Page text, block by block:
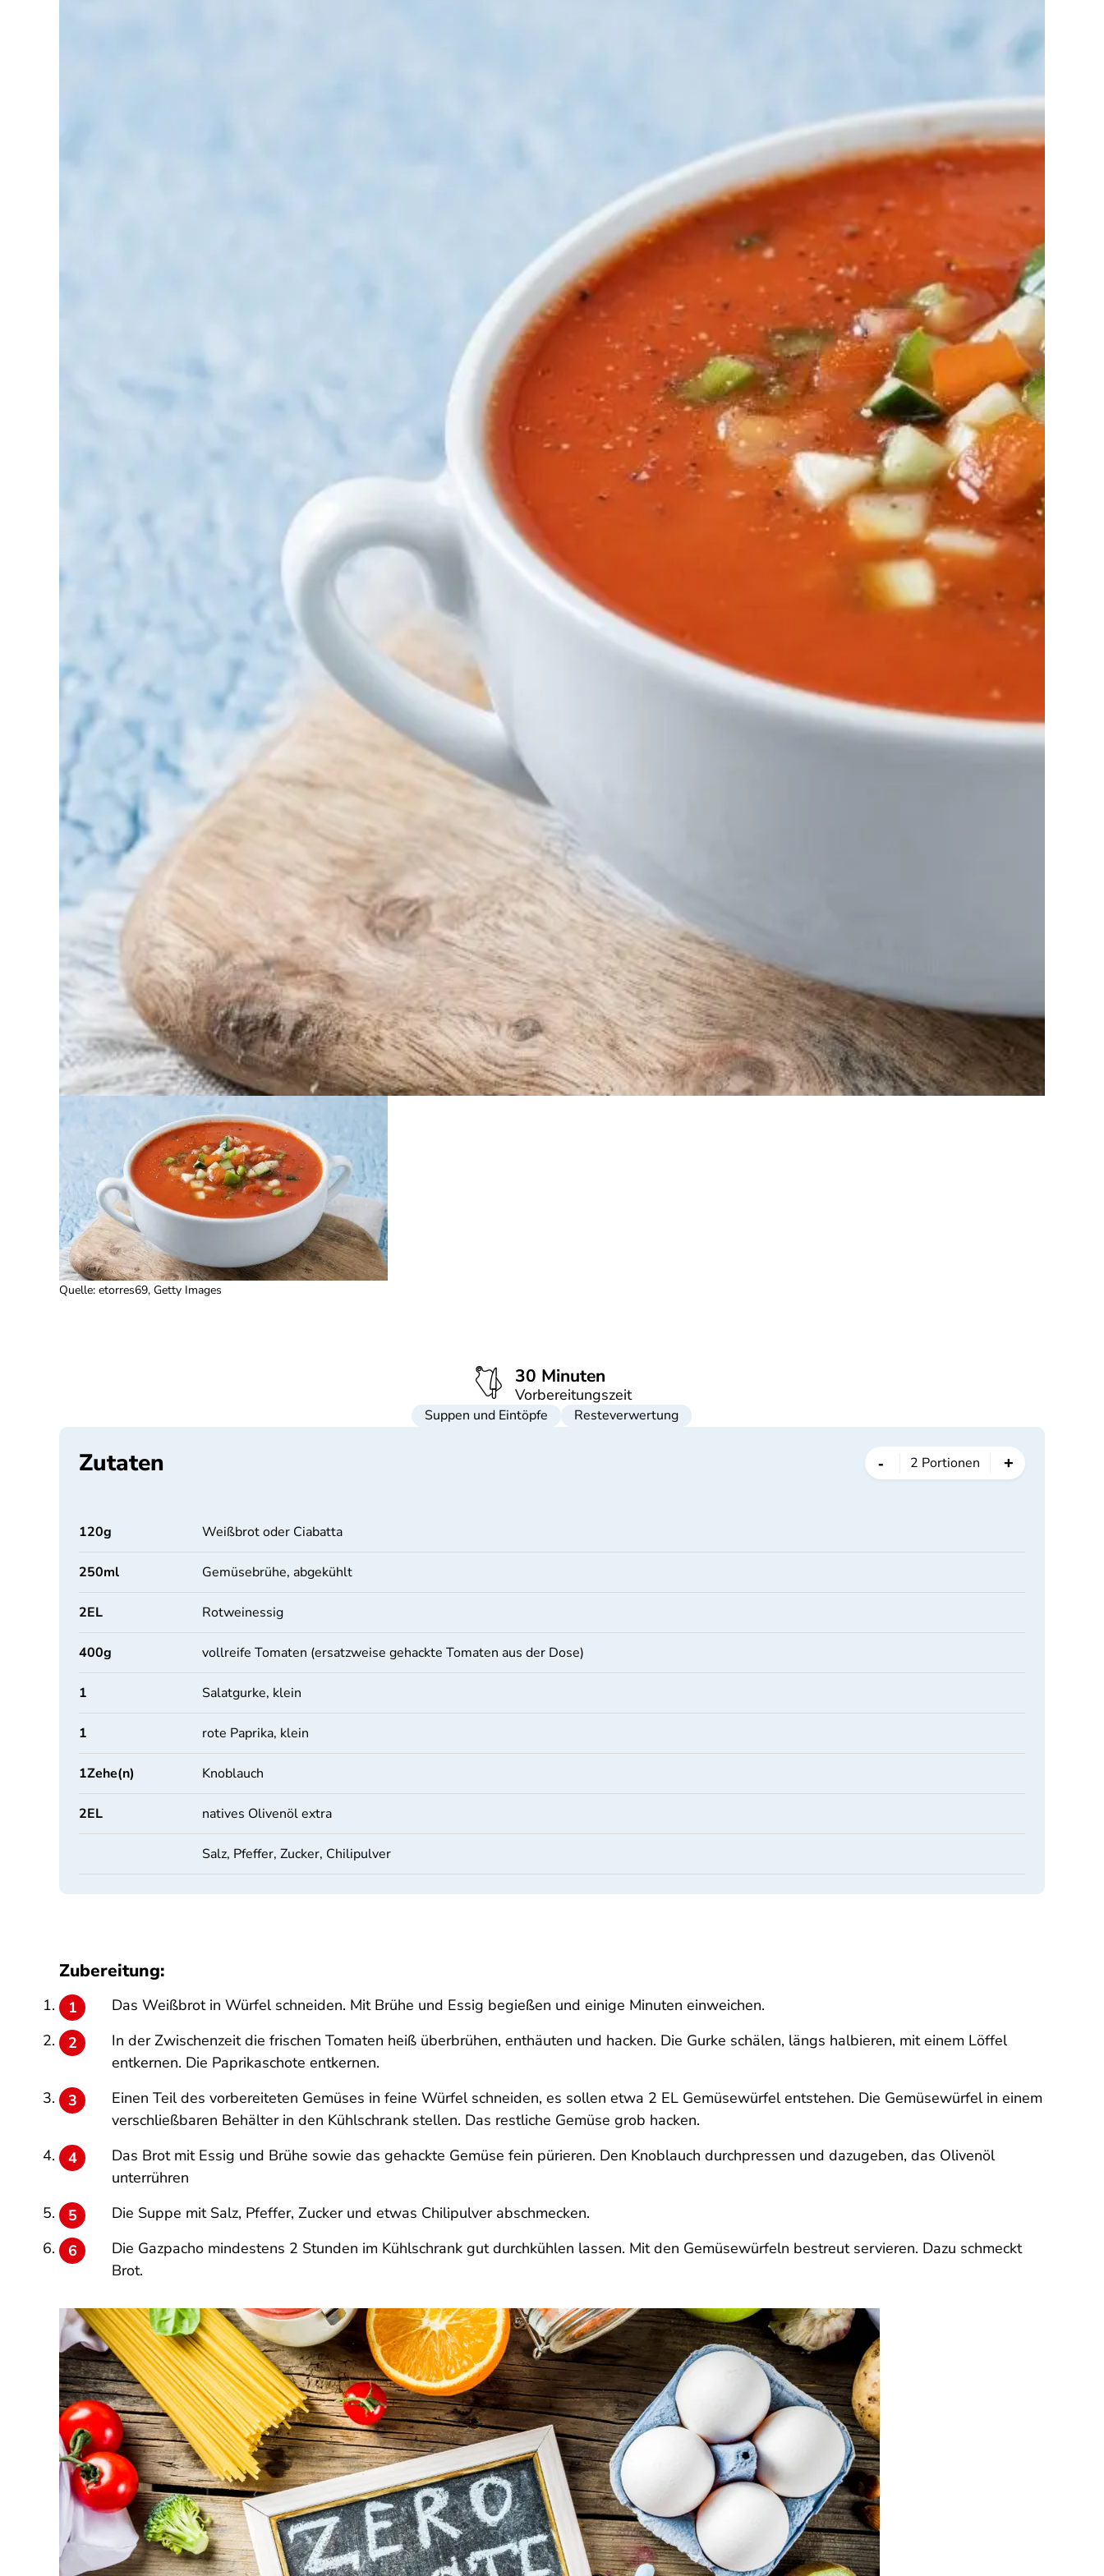
Quelle: etorres69, Getty Images
30 Minuten
Vorbereitungszeit
Suppen und Eintöpfe Resteverwertung
Zutaten - 2 Portionen +
120g Weißbrot oder Ciabatta
250ml Gemüsebrühe, abgekühlt
2EL Rotweinessig
400g vollreife Tomaten (ersatzweise gehackte Tomaten aus der Dose)
1 Salatgurke, klein
1 rote Paprika, klein
1Zehe(n) Knoblauch
2EL natives Olivenöl extra
Salz, Pfeffer, Zucker, Chilipulver
Zubereitung:
Das Weißbrot in Würfel schneiden. Mit Brühe und Essig begießen und einige Minuten einweichen.
In der Zwischenzeit die frischen Tomaten heiß überbrühen, enthäuten und hacken. Die Gurke schälen, längs halbieren, mit einem Löffel
entkernen. Die Paprikaschote entkernen.
Einen Teil des vorbereiteten Gemüses in feine Würfel schneiden, es sollen etwa 2 EL Gemüsewürfel entstehen. Die Gemüsewürfel in einem
verschließbaren Behälter in den Kühlschrank stellen. Das restliche Gemüse grob hacken.
Das Brot mit Essig und Brühe sowie das gehackte Gemüse fein pürieren. Den Knoblauch durchpressen und dazugeben, das Olivenöl
unterrühren
Die Suppe mit Salz, Pfeffer, Zucker und etwas Chilipulver abschmecken.
Die Gazpacho mindestens 2 Stunden im Kühlschrank gut durchkühlen lassen. Mit den Gemüsewürfeln bestreut servieren. Dazu schmeckt
Brot.